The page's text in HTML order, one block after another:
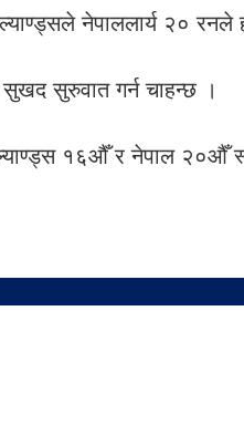
नेपाललार्य २० रनले
सुखद सुरुवात गर्न चाहन्छ ।
१६औँ र नेपाल २०औँ